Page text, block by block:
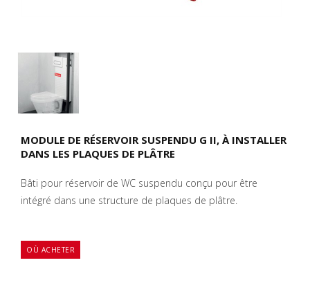
MODULE DE RÉSERVOIR SUSPENDU G II, À INSTALLER
DANS LES PLAQUES DE PLÂTRE
Bâti pour réservoir de WC suspendu conçu pour être
intégré dans une structure de plaques de plâtre.
OÙ ACHETER